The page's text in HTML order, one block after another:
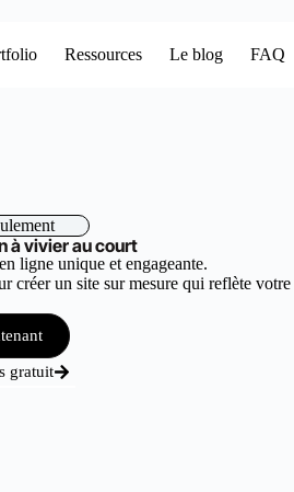
Ressources Le blog FAQ
à vivier au court
ligne unique et engageante.
créer un site sur mesure qui reflète votre
gratuit